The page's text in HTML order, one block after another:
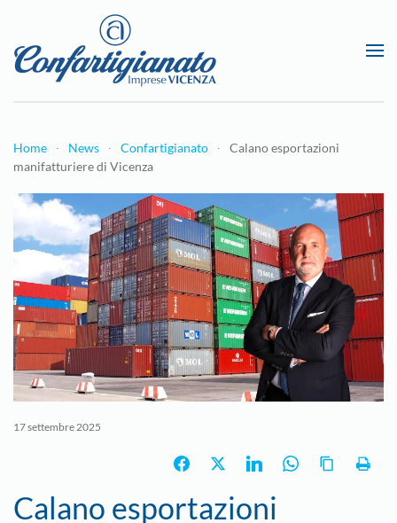
Passa al contenuto principale
Home News Confartigianato
Calano esportazioni
manifatturiere di Vicenza
17 settembre 2025
Calano esportazioni